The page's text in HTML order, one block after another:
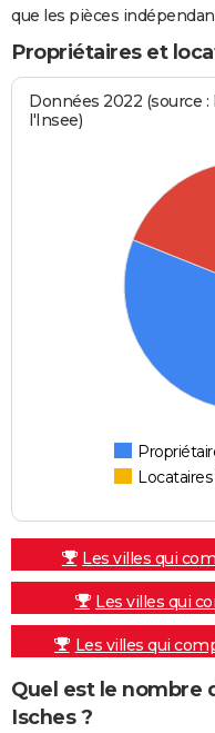
que les pièces
Propriétaires et
Données 2022 (source
l'Insee)
Les villes qui
Les villes qui
Les villes qui
Quel est le nombre
Isches ?